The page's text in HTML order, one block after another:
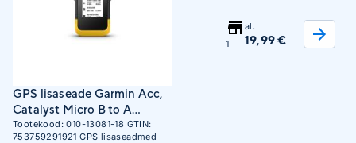
GPS lisaseade Garmin Acc,
Catalyst Micro B to A
USB,3.5m DATA/POWER
Tootekood:010-13081-18 GTIN:
753759291921 GPS lisaseadmed
1
al.
19,99 €